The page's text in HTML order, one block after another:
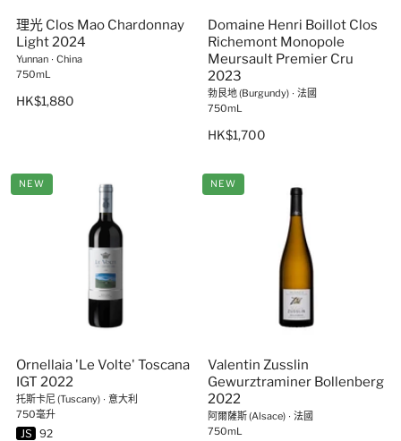
理光 Clos Mao Chardonnay
Light 2024
Yunnan ∙ China
750mL
HK$1,880
Domaine Henri Boillot Clos
Richemont Monopole
Meursault Premier Cru
2023
勃艮地 (Burgundy) ∙ 法國
750mL
HK$1,700
NEW
Ornellaia 'Le Volte' Toscana
IGT 2022
托斯卡尼 (Tuscany) ∙ 意大利
750毫升
JS 92
NEW
Valentin Zusslin
Gewurztraminer Bollenberg
2022
阿爾薩斯 (Alsace) ∙ 法國
750mL